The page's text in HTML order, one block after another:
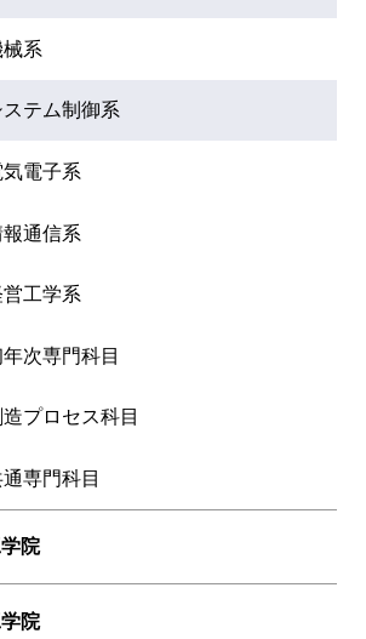
学系
球惑星科学系
年次専門科目
造プロセス科目
通専門科目
系
ステム制御系
気電子系
通信系
営工学系
次専門科目
プロセス科目
専門科目
院
系
院